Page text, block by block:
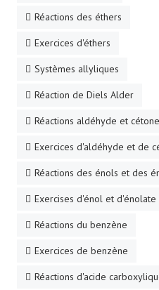
Réactions des éthers
Exercices d'éthers
Systèmes allyliques
Réaction de Diels Alder
Réactions aldéhyde et cétone
Exercices d'aldéhyde et de
Réactions des énols et des
Exercises d'énol et d'énolate
Réactions du benzène
Exercices de benzène
Réactions d'acide